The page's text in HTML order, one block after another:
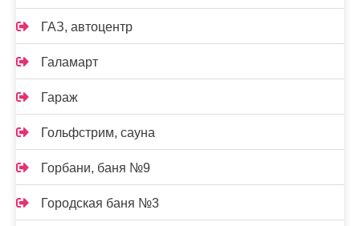
ГАЗ, автоцентр
Галамарт
Гараж
Гольфстрим, сауна
Горбани, баня №9
Городская баня №3